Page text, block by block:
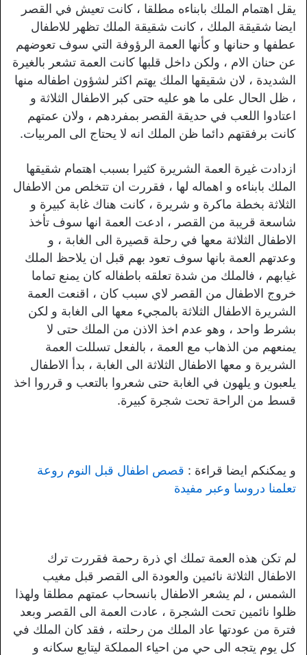
يقل اهتمام الملك بابناءه مطلقا ، كانت تعيش في القصر
ايضا شقيقة الملك ، كانت شقيقة الملك تظهر للاطفال
عطفها و حنانها و كأنها العمة الرؤوفة التي سوف تعوضهم
عن حنان الام ، ولكن داخل قلبها كانت العمة تشعر بالغيرة
الشديدة ، لان شقيقها الملك يهتم اكثر لشؤون اطفاله منها
، ظل الحال على ما هو عليه حتى كبر الاطفال الثلاثة و
اعتادوا اللعب في حديقة القصر بمفردهم ، ولان عمتهم
كانت برفقتهم دائما ظن الملك انه لا يحتاج الى المربيات.
ازدادت غيرة العمة الشريرة كثيرا بسبب اهتمام شقيقها
الملك بابناءه و اهماله لها ، فقررت ان تتخلص من الاطفال
الثلاثة بخطة ماكرة و شريرة ، كانت هناك غابة كبيرة و
شاسعة قريبة من القصر ، ادعت العمة انها سوف تأخذ
الاطفال الثلاثة معها في رحلة قصيرة الى الغابة ، و
وعدتهم العمة بانها سوف تعود بهم قبل ان يلاحظ الملك
غيابهم ، فالملك من شدة تعلقه باطفاله كان يمنع تماما
خروج الاطفال من القصر لاي سبب كان ، اقنعت العمة
الشريرة الاطفال الثلاثة بالمجيء معها الى الغابة و لكن
بشرط واحد ، وهو عدم اخذ الاذن من الملك حتى لا
يمنعهم من الذهاب مع العمة ، بالفعل تسللت العمة
الشريرة و معها الاطفال الثلاثة الى الغابة ، بدأ الاطفال
يلعبون و يلهون في الغابة حتى شعروا بالتعب و قرروا اخذ
قسط من الراحة تحت شجرة كبيرة.
و يمكنكم ايضا قراءة : قصص اطفال قبل النوم روعة
تعلمنا دروسا وعبر مفيدة
لم تكن هذه العمة تملك اي ذرة رحمة فقررت ترك
الاطفال الثلاثة نائمين والعودة الى القصر قبل مغيب
الشمس ، لم يشعر الاطفال بانسحاب عمتهم مطلقا ولهذا
ظلوا نائمين تحت الشجرة ، عادت العمة الى القصر وبعد
فترة من عودتها عاد الملك من رحلته ، فقد كان الملك في
كل يوم يتجه الى حي من احياء المملكة ليتابع سكانه و